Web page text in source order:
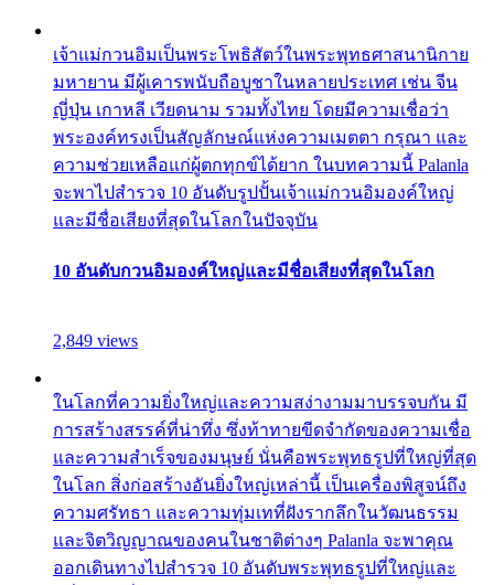
เจ้าแม่กวนอิมเป็นพระโพธิสัตว์ในพระพุทธศาสนานิกาย
มหายาน มีผู้เคารพนับถือบูชาในหลายประเทศ เช่น จีน
ญี่ปุ่น เกาหลี เวียดนาม รวมทั้งไทย โดยมีความเชื่อว่า
พระองค์ทรงเป็นสัญลักษณ์แห่งความเมตตา กรุณา และ
ความช่วยเหลือแก่ผู้ตกทุกข์ได้ยาก ในบทความนี้ Palanla
จะพาไปสำรวจ 10 อันดับรูปปั้นเจ้าแม่กวนอิมองค์ใหญ่
และมีชื่อเสียงที่สุดในโลกในปัจจุบัน
10 อันดับกวนอิมองค์ใหญ่และมีชื่อเสียงที่สุดในโลก
2,849 views
ในโลกที่ความยิ่งใหญ่และความสง่างามมาบรรจบกัน มี
การสร้างสรรค์ที่น่าทึ่ง ซึ่งท้าทายขีดจำกัดของความเชื่อ
และความสำเร็จของมนุษย์ นั่นคือพระพุทธรูปที่ใหญ่ที่สุด
ในโลก สิ่งก่อสร้างอันยิ่งใหญ่เหล่านี้ เป็นเครื่องพิสูจน์ถึง
ความศรัทธา และความทุ่มเทที่ฝังรากลึกในวัฒนธรรม
และจิตวิญญาณของคนในชาติต่างๆ Palanla จะพาคุณ
ออกเดินทางไปสำรวจ 10 อันดับพระพุทธรูปที่ใหญ่และ